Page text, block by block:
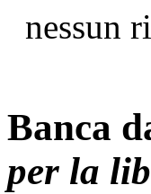
nessun
Banca
per la